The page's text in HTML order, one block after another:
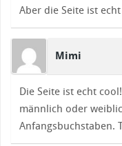
Aber die Seite ist echt
Mimi
Die Seite ist echt
männlich oder
Anfangsbuchstaben.